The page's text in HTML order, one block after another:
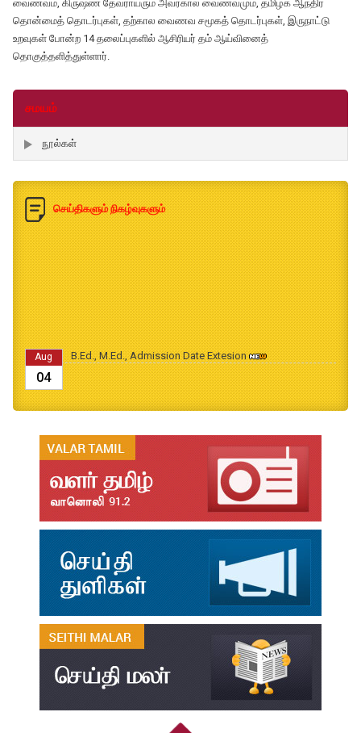
வைணவம், கிருஷ்ண தேவராயரும் அவர்கால வைணவமும், தமிழக ஆந்திர
தொன்மைத் தொடர்புகள், தற்கால வைணவ சமூகத் தொடர்புகள், இருநாட்டு
உறவுகள் போன்ற 14 தலைப்புகளில் ஆசிரியர் தம் ஆய்வினைத்
தொகுத்தளித்துள்ளார்.
சமயம்
நூல்கள்
செய்திகளும் நிகழ்வுகளும்
Aug
04
B.Ed., M.Ed., Admission Date Extesion
Jul
31
தமிழ்க்கலை – தமிழியல் காலாண்டு ஆய்விதழ் - 2026
Jul
31
தமிழ்க்கலை – தமிழியல் காலாண்டு ஆய்விதழ் – 2025
Jul
31
தமிழ்க்கலை – தமிழியல் காலாண்டு ஆய்விதழ் – 2024
Jul
31
தமிழ்க்கலை – தமிழியல் காலாண்டு ஆய்விதழ் – 2023
தமிழ்க்கலை – தமிழியல் காலாண்டு ஆய்விதழ் – 2022
இளங்கலை முதுகலை தேர்வு முடிவுகள் 2026